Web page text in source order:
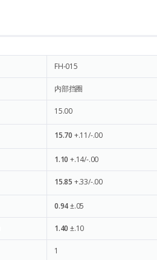
FH-015
内部挡圈
15.00
15.70 +.11/-.00
1.10 +.14/-.00
15.85 +.33/-.00
0.94±.05
1.40 ±.10
1